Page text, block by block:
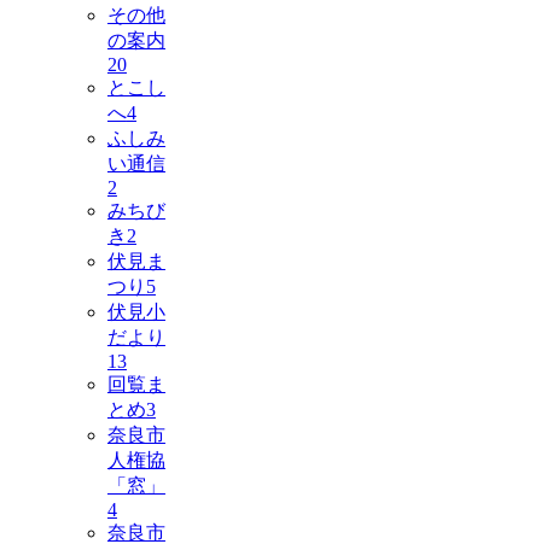
その他
の案内
20
とこし
へ4
ふしみ
い通信
2
みちび
き 2
伏見ま
つり 5
伏見小
だより
13
回覧ま
とめ3
奈良市
人権協
「窓」
4
奈良市